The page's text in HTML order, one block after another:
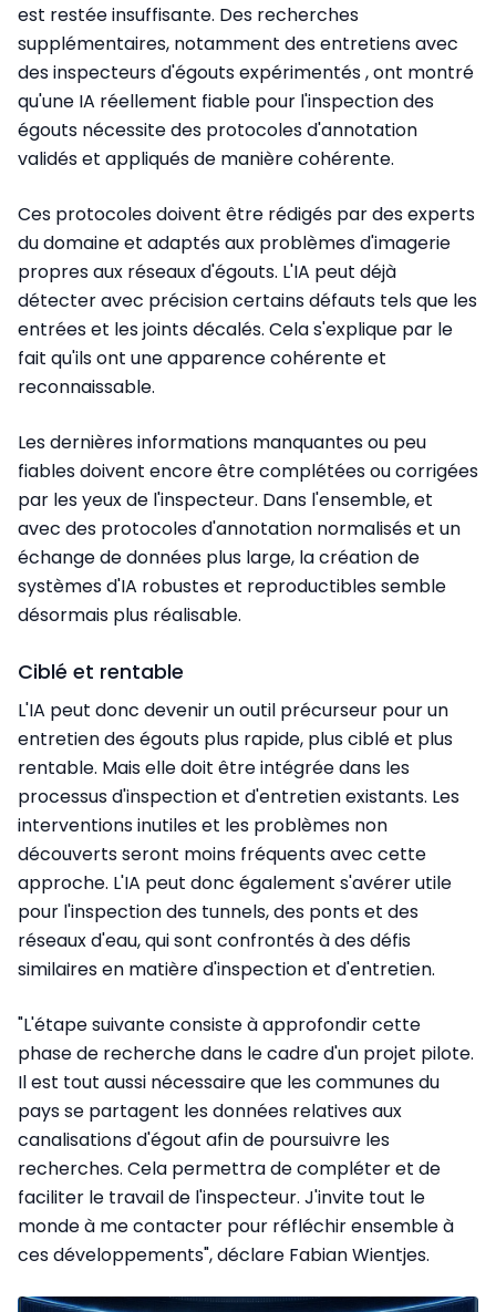
est restée insuffisante. Des recherches
supplémentaires, notamment des entretiens avec
des inspecteurs d'égouts expérimentés, ont montré
qu'une IA réellement fiable pour l'inspection des
égouts nécessite des protocoles d'annotation
validés et appliqués de manière cohérente.
Ces protocoles doivent être rédigés par des experts
du domaine et adaptés aux problèmes d'imagerie
propres aux réseaux d'égouts. L'IA peut déjà
détecter avec précision certains défauts tels que les
entrées et les joints décalés. Cela s'explique par le
fait qu'ils ont une apparence cohérente et
reconnaissable.
Les dernières informations manquantes ou peu
fiables doivent encore être complétées ou corrigées
par les yeux de l'inspecteur. Dans l'ensemble, et
avec des protocoles d'annotation normalisés et un
échange de données plus large, la création de
systèmes d'IA robustes et reproductibles semble
désormais plus réalisable.
Ciblé et rentable
L'IA peut donc devenir un outil précurseur pour un
entretien des égouts plus rapide, plus ciblé et plus
rentable. Mais elle doit être intégrée dans les
processus d'inspection et d'entretien existants. Les
interventions inutiles et les problèmes non
découverts seront moins fréquents avec cette
approche. L'IA peut donc également s'avérer utile
pour l'inspection des tunnels, des ponts et des
réseaux d'eau, qui sont confrontés à des défis
similaires en matière d'inspection et d'entretien.
"L'étape suivante consiste à approfondir cette
phase de recherche dans le cadre d'un projet pilote.
Il est tout aussi nécessaire que les communes du
pays se partagent les données relatives aux
canalisations d'égout afin de poursuivre les
recherches. Cela permettra de compléter et de
faciliter le travail de l'inspecteur. J'invite tout le
monde à me contacter pour réfléchir ensemble à
ces développements", déclare Fabian Wientjes.